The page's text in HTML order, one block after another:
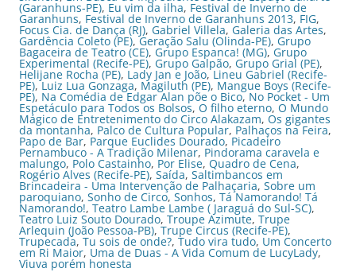
(Garanhuns-PE), Eu vim da ilha, Festival de Inverno de
Garanhuns, Festival de Inverno de Garanhuns 2013, FIG,
Focus Cia. de Dança (RJ), Gabriel Villela, Galeria das Artes,
Gardência Coleto (PE),Geração Salu (Olinda-PE), Grupo
Bagaceira de Teatro (CE), Grupo Espanca! (MG), Grupo
Experimental (Recife-PE), Grupo Galpão, Grupo Grial (PE),
Helijane Rocha (PE), Lady Jan e João,Lineu Gabriel (Recife-
PE),Luiz Lua Gonzaga, Magiluth (PE), Mangue Boys (Recife-
PE), Na Comédia de Edgar Alan põe o Bico, No Pocket - Um
Espetáculo para Todos os Bolsos, O filho eterno, O Mundo
Mágico de Entretenimento do Circo Alakazam, Os gigantes
da montanha, Palco de Cultura Popular, Palhaços na Feira,
Papo de Bar, Parque Euclides Dourado, Picadeiro
Pernambuco - A Tradição Milenar, Pindorama caravela e
malungo, Polo Castainho, Por Elise, Quadro de Cena,
Rogério Alves (Recife-PE), Saída, Saltimbancos em
Brincadeira - Uma Intervenção de Palhaçaria, Sobre um
paroquiano, Sonho de Circo, Sonhos, Tá Namorando! Tá
Namorando!, Teatro Lambe Lambe ( Jaraguá do Sul-SC),
Teatro Luiz Souto Dourado, Troupe Azimute, Trupe
Arlequin (João Pessoa-PB), Trupe Circus (Recife-PE),
Trupecada, Tu sois de onde?, Tudo vira tudo, Um Concerto
em Ri Maior, Uma de Duas - A Vida Comum de LucyLady,
Viuva porém honesta